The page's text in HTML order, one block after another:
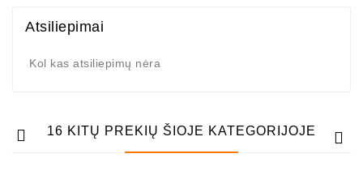
Atsiliepimai
Kol kas atsiliepimų nėra
16 KITŲ PREKIŲ ŠIOJE KATEGORIJOJE